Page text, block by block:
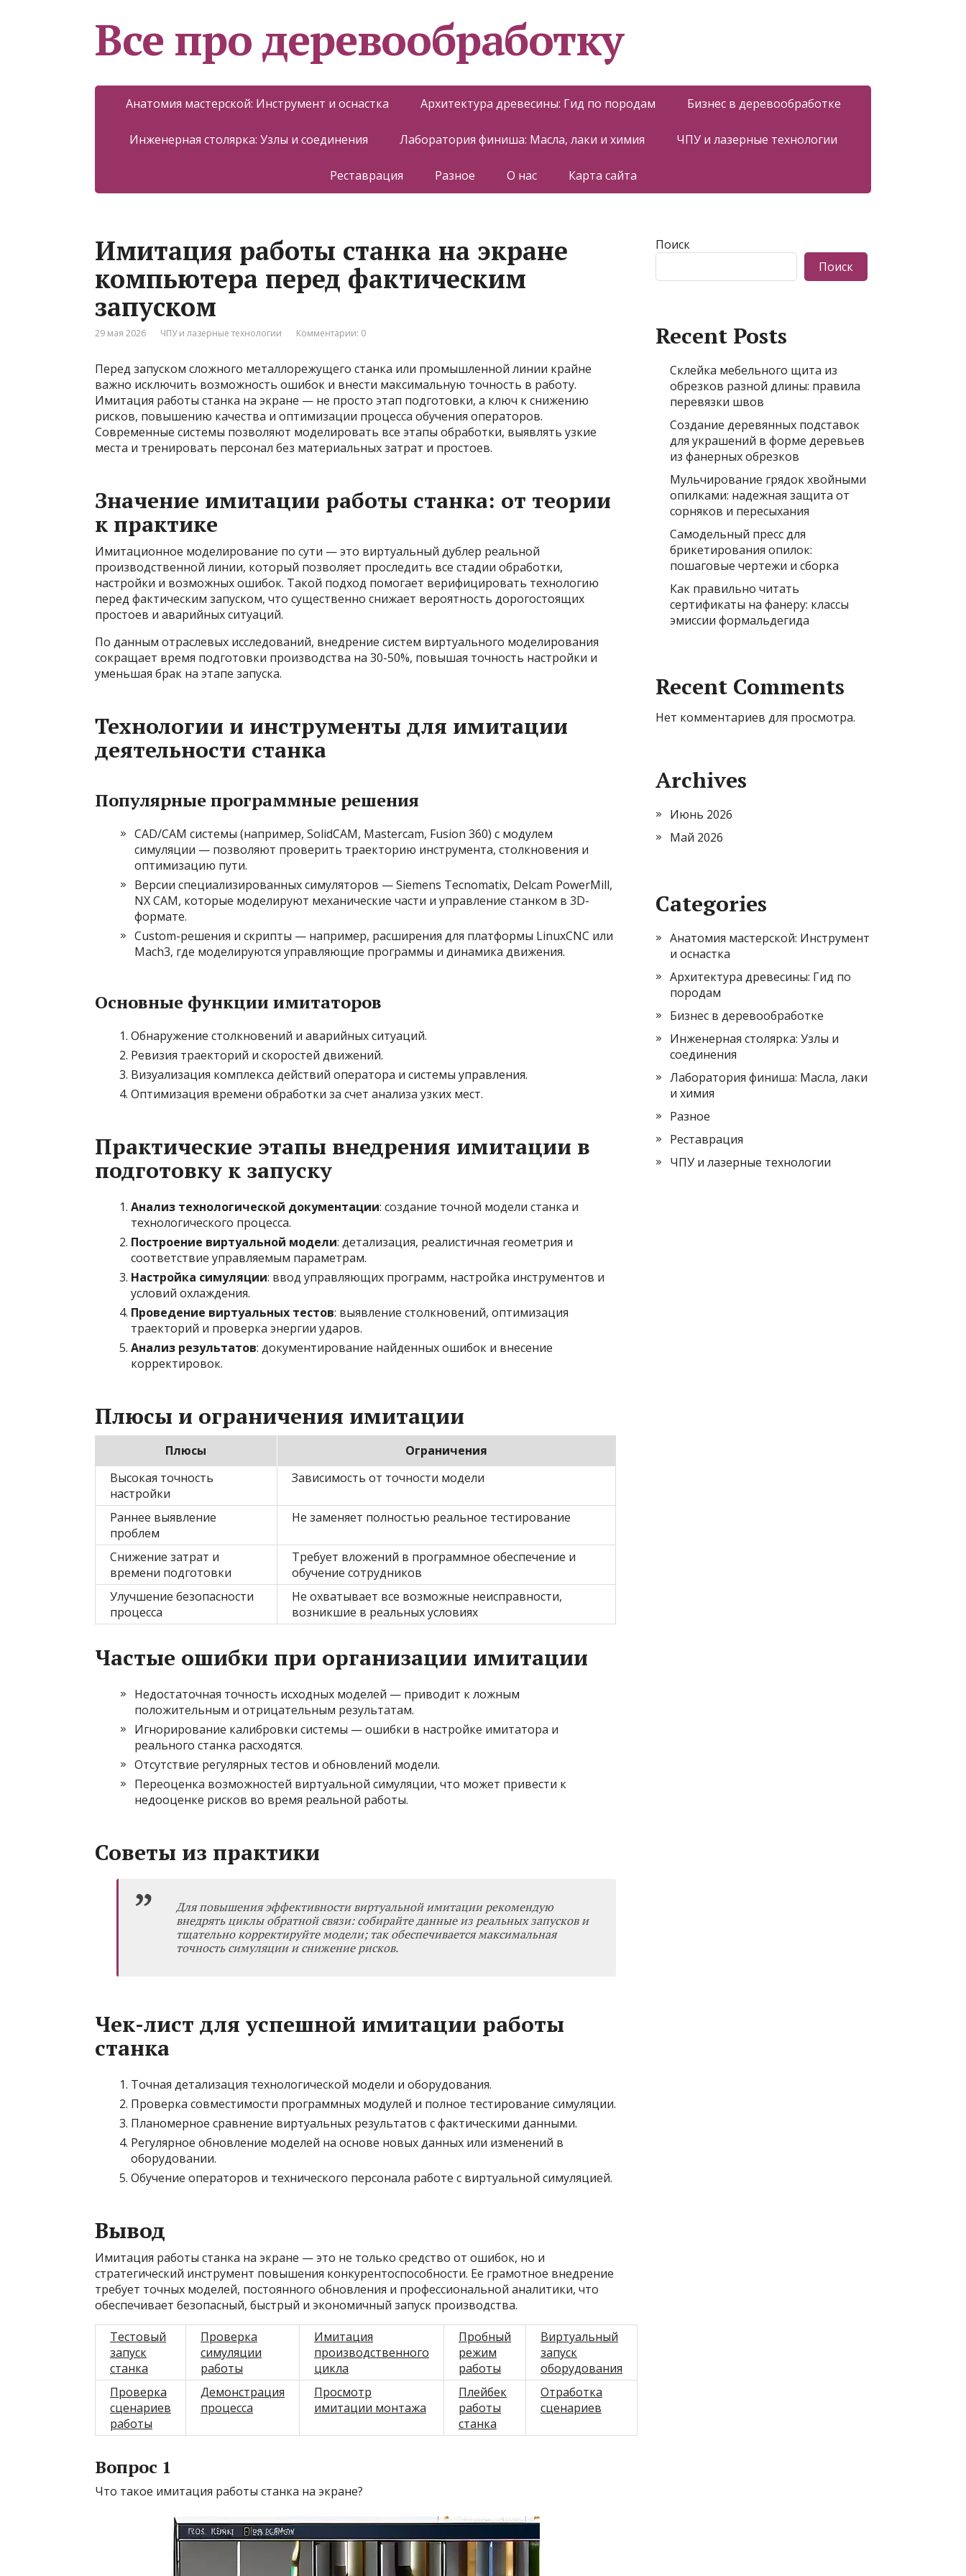
Все про деревообработку
Анатомия мастерской: Инструмент и оснастка Архитектура древесины: Гид по породам Бизнес в деревообработке
Инженерная столярка: Узлы и соединения Лаборатория финиша: Масла, лаки и химия ЧПУ и лазерные технологии
Реставрация Разное О нас Карта сайта
Имитация работы станка на экране
компьютера перед фактическим
запуском
29 мая 2026 ЧПУ и лазерные технологии Комментарии: 0
Перед запуском сложного металлорежущего станка или промышленной линии крайне
важно исключить возможность ошибок и внести максимальную точность в работу.
Имитация работы станка на экране — не просто этап подготовки, а ключ к снижению
рисков, повышению качества и оптимизации процесса обучения операторов.
Современные системы позволяют моделировать все этапы обработки, выявлять узкие
места и тренировать персонал без материальных затрат и простоев.
Значение имитации работы станка: от теории
к практике
Имитационное моделирование по сути — это виртуальный дублер реальной
производственной линии, который позволяет проследить все стадии обработки,
настройки и возможных ошибок. Такой подход помогает верифицировать технологию
перед фактическим запуском, что существенно снижает вероятность дорогостоящих
простоев и аварийных ситуаций.
По данным отраслевых исследований, внедрение систем виртуального моделирования
сокращает время подготовки производства на 30-50%, повышая точность настройки и
уменьшая брак на этапе запуска.
Технологии и инструменты для имитации
деятельности станка
Популярные программные решения
CAD/CAM системы (например, SolidCAM, Mastercam, Fusion 360) с модулем
симуляции — позволяют проверить траекторию инструмента, столкновения и
оптимизацию пути.
Версии специализированных симуляторов — Siemens Tecnomatix, Delcam PowerMill,
NX CAM, которые моделируют механические части и управление станком в 3D-
формате.
Custom-решения и скрипты — например, расширения для платформы LinuxCNC или
Mach3, где моделируются управляющие программы и динамика движения.
Основные функции имитаторов
Обнаружение столкновений и аварийных ситуаций.
Ревизия траекторий и скоростей движений.
Визуализация комплекса действий оператора и системы управления.
Оптимизация времени обработки за счет анализа узких мест.
Практические этапы внедрения имитации в
подготовку к запуску
Анализ технологической документации: создание точной модели станка и
технологического процесса.
Построение виртуальной модели: детализация, реалистичная геометрия и
соответствие управляемым параметрам.
Настройка симуляции: ввод управляющих программ, настройка инструментов и
условий охлаждения.
Проведение виртуальных тестов: выявление столкновений, оптимизация
траекторий и проверка энергии ударов.
Анализ результатов: документирование найденных ошибок и внесение
корректировок.
Плюсы и ограничения имитации
Плюсы
Ограничения
Высокая точность
настройки
Зависимость от точности модели
Раннее выявление
проблем
Не заменяет полностью реальное тестирование
Снижение затрат и
времени подготовки
Требует вложений в программное обеспечение и
обучение сотрудников
Улучшение безопасности
процесса
Не охватывает все возможные неисправности,
возникшие в реальных условиях
Частые ошибки при организации имитации
Недостаточная точность исходных моделей — приводит к ложным
положительным и отрицательным результатам.
Игнорирование калибровки системы — ошибки в настройке имитатора и
реального станка расходятся.
Отсутствие регулярных тестов и обновлений модели.
Переоценка возможностей виртуальной симуляции, что может привести к
недооценке рисков во время реальной работы.
Советы из практики
Для повышения эффективности виртуальной имитации рекомендую
внедрять циклы обратной связи: собирайте данные из реальных запусков и
тщательно корректируйте модели; так обеспечивается максимальная
точность симуляции и снижение рисков.
Чек-лист для успешной имитации работы
станка
Точная детализация технологической модели и оборудования.
Проверка совместимости программных модулей и полное тестирование симуляции.
Планомерное сравнение виртуальных результатов с фактическими данными.
Регулярное обновление моделей на основе новых данных или изменений в
оборудовании.
Обучение операторов и технического персонала работе с виртуальной симуляцией.
Вывод
Имитация работы станка на экране — это не только средство от ошибок, но и
стратегический инструмент повышения конкурентоспособности. Ее грамотное внедрение
требует точных моделей, постоянного обновления и профессиональной аналитики, что
обеспечивает безопасный, быстрый и экономичный запуск производства.
Тестовый
запуск
станка
Проверка
симуляции
работы
Имитация
производственного
цикла
Пробный
режим
работы
Виртуальный
запуск
оборудования
Проверка
сценариев
работы
Демонстрация
процесса
Просмотр
имитации монтажа
Плейбек
работы
станка
Отработка
сценариев
Вопрос 1
Что такое имитация работы станка на экране?
Поиск
Поиск
Recent Posts
Склейка мебельного щита из
обрезков разной длины: правила
перевязки швов
Создание деревянных подставок
для украшений в форме деревьев
из фанерных обрезков
Мульчирование грядок хвойными
опилками: надежная защита от
сорняков и пересыхания
Самодельный пресс для
брикетирования опилок:
пошаговые чертежи и сборка
Как правильно читать
сертификаты на фанеру: классы
эмиссии формальдегида
Recent Comments
Нет комментариев для просмотра.
Archives
Июнь 2026
Май 2026
Categories
Анатомия мастерской: Инструмент
и оснастка
Архитектура древесины: Гид по
породам
Бизнес в деревообработке
Инженерная столярка: Узлы и
соединения
Лаборатория финиша: Масла, лаки
и химия
Разное
Реставрация
ЧПУ и лазерные технологии